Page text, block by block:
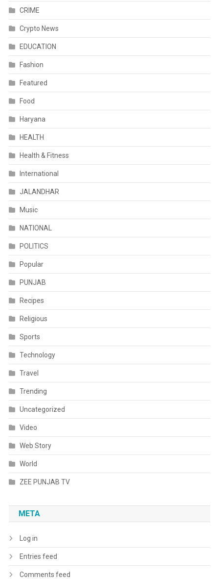
CRIME
Crypto News
EDUCATION
Fashion
Featured
Food
Haryana
HEALTH
Health & Fitness
International
JALANDHAR
Music
NATIONAL
POLITICS
Popular
PUNJAB
Recipes
Religious
Sports
Technology
Travel
Trending
Uncategorized
Video
Web Story
World
ZEE PUNJAB TV
META
Log in
Entries feed
Comments feed